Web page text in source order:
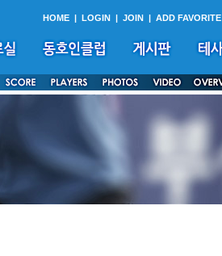
HOME | LOGIN | JOIN | ADD FAVORITE